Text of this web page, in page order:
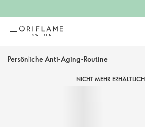
Persönliche Anti-Aging-Routine
NICHT MEHR ERHÄLTLICH